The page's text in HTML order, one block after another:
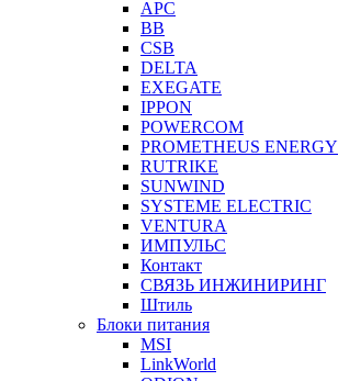
APC
BB
CSB
DELTA
EXEGATE
IPPON
POWERCOM
PROMETHEUS ENERGY
RUTRIKE
SUNWIND
SYSTEME ELECTRIC
VENTURA
ИМПУЛЬС
Контакт
СВЯЗЬ ИНЖИНИРИНГ
Штиль
Блоки питания
MSI
LinkWorld